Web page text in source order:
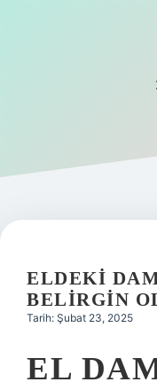
Gizlilik Politikası
Yasal Uyarı
ELDEKI
BELIRGIN
Tarih: Şubat 23, 2025
EL